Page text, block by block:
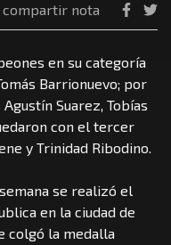
compartir nota
en su categoría
Barrionuevo; por
Suarez, Tobías
con el tercer
y Trinidad Ribodino.
se realizó el
en la ciudad de
colgó la medalla